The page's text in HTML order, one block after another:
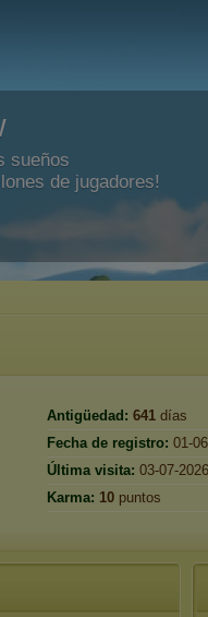
sueños
de jugadores!
Antigüedad: 641 días
Fecha de registro: 01-
Última visita: 03-07-2026
Karma: 10 puntos